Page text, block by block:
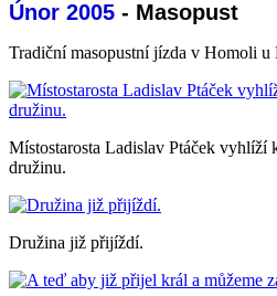
Únor 2005 - Masopust
Tradiční masopustní jízda v Homoli u
Místostarosta Ladislav Ptáček vyhlíží
družinu.
Družina již přijíždí.